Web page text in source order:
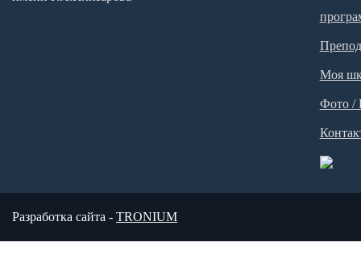
Моя
Фото /
Разработка сайта - TRONIUM